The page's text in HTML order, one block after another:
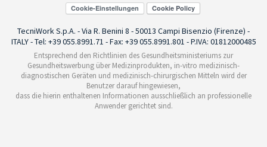
Cookie-Einstellungen
TecniWork S.p.A. - Via R. Benini 8 - 50013 Campi Bisenzio (Firenze) -
ITALY - Tel: +39 055.8991.71 - Fax: +39 055.8991.801 - P.IVA: 01812000485
Entsprechend den Richtlinien des Gesundheitsministeriums zur
Gesundheitswerbung über Medizinprodukten, in-vitro medizinisch-
diagnostischen Geräten und medizinisch-chirurgischen Mitteln wird der
Benutzer darauf hingewiesen,
dass die hierin enthaltenen Informationen ausschließlich an professionelle
Anwender gerichtet sind.